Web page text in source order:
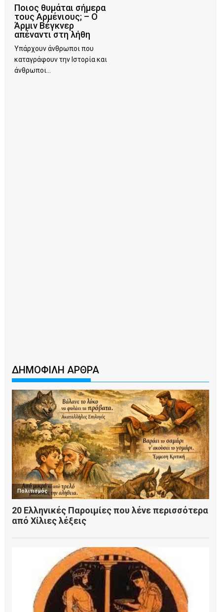
Ποιος θυμάται σήμερα
τους Αρμένιους; – Ο
Άρμιν Βέγκνερ
απέναντι στη λήθη
Υπάρχουν άνθρωποι που
καταγράφουν την Ιστορία και
άνθρωποι...
ΔΗΜΟΦΙΛΗ ΑΡΘΡΑ